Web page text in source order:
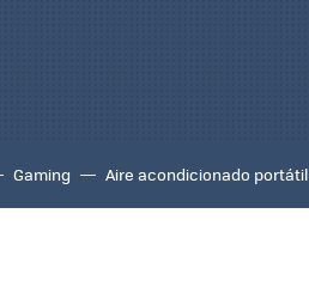
Gaming Aire acondicionado portátil